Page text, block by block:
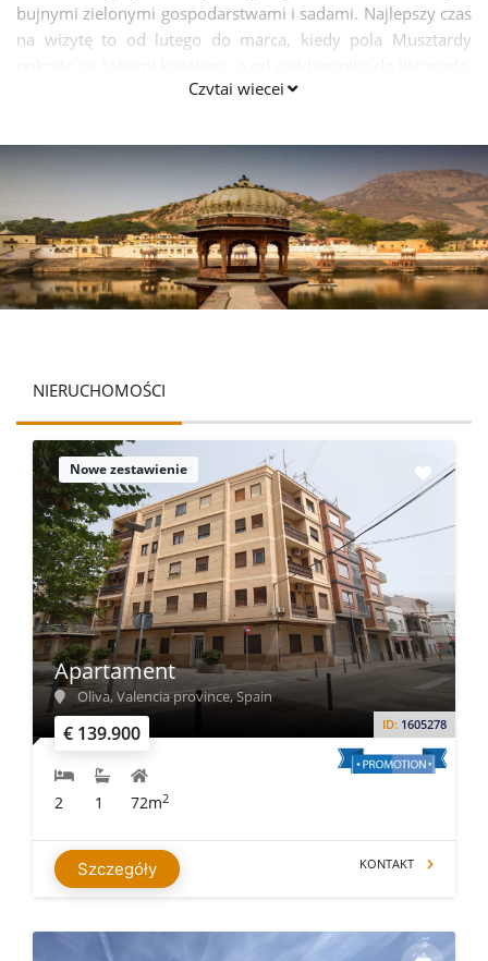
bujnymi zielonymi gospodarstwami i sadami. Najlepszy czas
na wizytę to od lutego do marca, kiedy pola Musztardy
kiedy pola bawełny pokryte są białą bawełną. Istnieje wiele
Sri Budha-johd. Istnieje również wiele innych miejsc
religijnych. Sri Jagadamba Andh MahaVidyalya jest również
sławnym ośrodkiem oświaty dla osób niewidomych i mówi,
że jest jednym z największych ośrodków edukacyjnych osób
z upośledzeniem wzroku, słuchu i mowy w Indiach, a także
warto odwiedzić. Warto też zwiedzić ruiny cywilizacji
Harappa, Mahanjodaro i Kalibangan.
Czytaj więcej
NIERUCHOMOŚCI
Nowe zestawienie
€ 139.900 ID: 1605278
Apartament
Oliva, Valencia province, Spain
2 1 72m2
Szczegóły KONTAKT